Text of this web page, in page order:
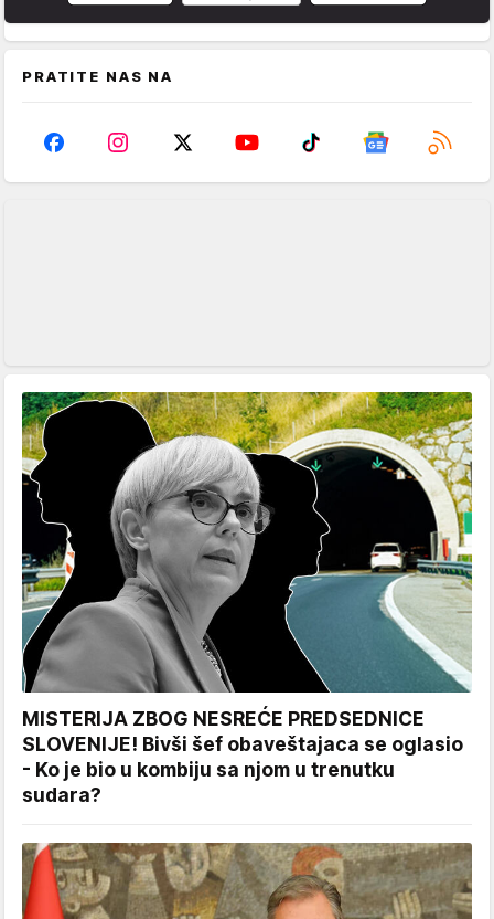
PRATITE NAS NA
MISTERIJA ZBOG NESREĆE PREDSEDNICE
SLOVENIJE! Bivši šef obaveštajaca se oglasio
- Ko je bio u kombiju sa njom u trenutku
sudara?